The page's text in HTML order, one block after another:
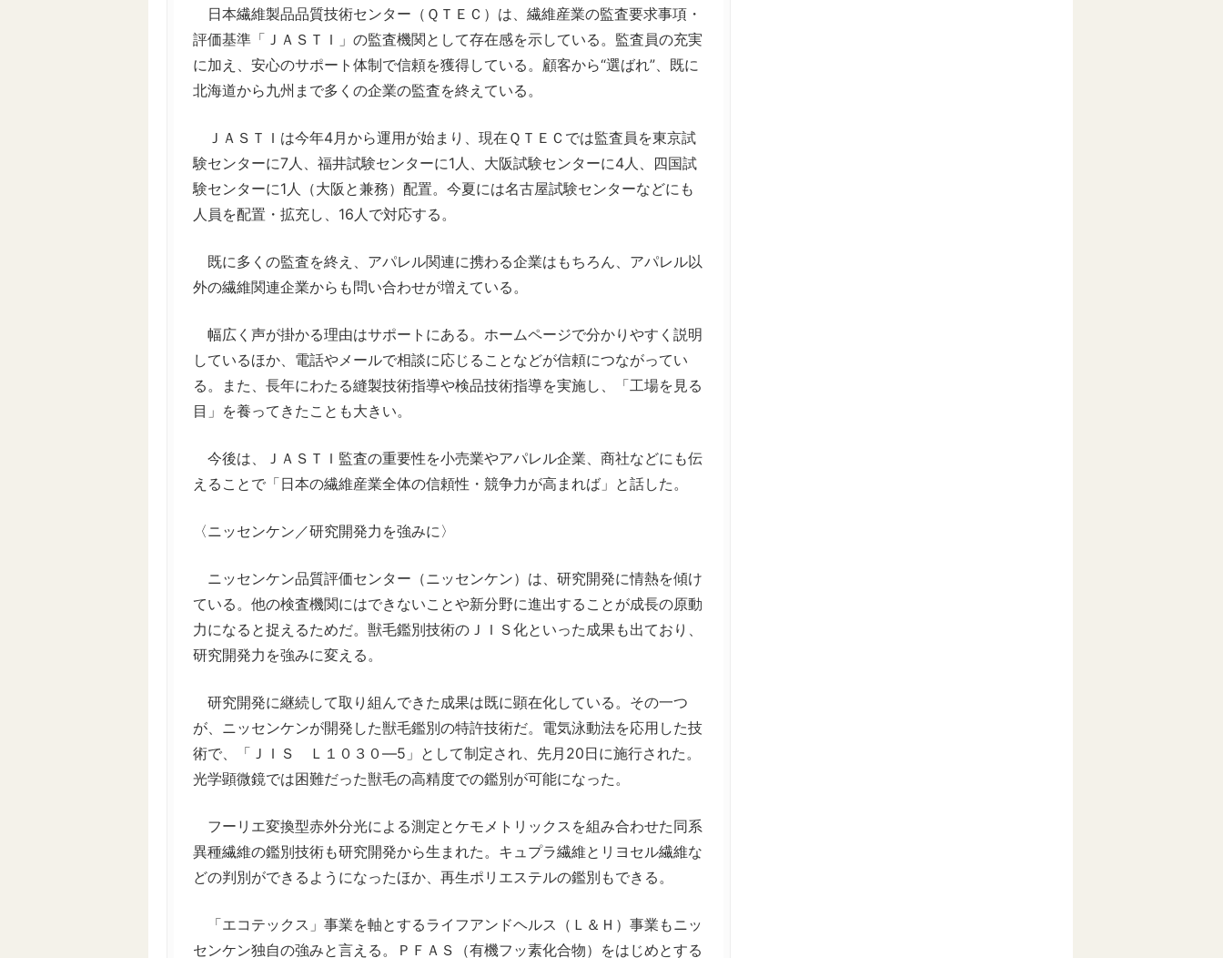
日本繊維製品品質技術センター（ＱＴＥＣ）は、繊維産業の監査要求事項・
評価基準「ＪＡＳＴＩ」の監査機関として存在感を示している。監査員の充実
に加え、安心のサポート体制で信頼を獲得している。顧客から“選ばれ”、既に
北海道から九州まで多くの企業の監査を終えている。
ＪＡＳＴＩは今年4月から運用が始まり、現在ＱＴＥＣでは監査員を東京試
験センターに7人、福井試験センターに1人、大阪試験センターに4人、四国試
験センターに1人（大阪と兼務）配置。今夏には名古屋試験センターなどにも
人員を配置・拡充し、16人で対応する。
既に多くの監査を終え、アパレル関連に携わる企業はもちろん、アパレル以
外の繊維関連企業からも問い合わせが増えている。
幅広く声が掛かる理由はサポートにある。ホームページで分かりやすく説明
しているほか、電話やメールで相談に応じることなどが信頼につながってい
る。また、長年にわたる縫製技術指導や検品技術指導を実施し、「工場を見る
目」を養ってきたことも大きい。
今後は、ＪＡＳＴＩ監査の重要性を小売業やアパレル企業、商社などにも伝
えることで「日本の繊維産業全体の信頼性・競争力が高まれば」と話した。
〈ニッセンケン／研究開発力を強みに〉
ニッセンケン品質評価センター（ニッセンケン）は、研究開発に情熱を傾け
ている。他の検査機関にはできないことや新分野に進出することが成長の原動
力になると捉えるためだ。獣毛鑑別技術のＪＩＳ化といった成果も出ており、
研究開発力を強みに変える。
研究開発に継続して取り組んできた成果は既に顕在化している。その一つ
が、ニッセンケンが開発した獣毛鑑別の特許技術だ。電気泳動法を応用した技
術で、「ＪＩＳ Ｌ１０３０―5」として制定され、先月20日に施行された。
光学顕微鏡では困難だった獣毛の高精度での鑑別が可能になった。
フーリエ変換型赤外分光による測定とケモメトリックスを組み合わせた同系
異種繊維の鑑別技術も研究開発から生まれた。キュプラ繊維とリヨセル繊維な
どの判別ができるようになったほか、再生ポリエステルの鑑別もできる。
「エコテックス」事業を軸とするライフアンドヘルス（Ｌ＆Ｈ）事業もニッ
センケン独自の強みと言える。ＰＦＡＳ（有機フッ素化合物）をはじめとする